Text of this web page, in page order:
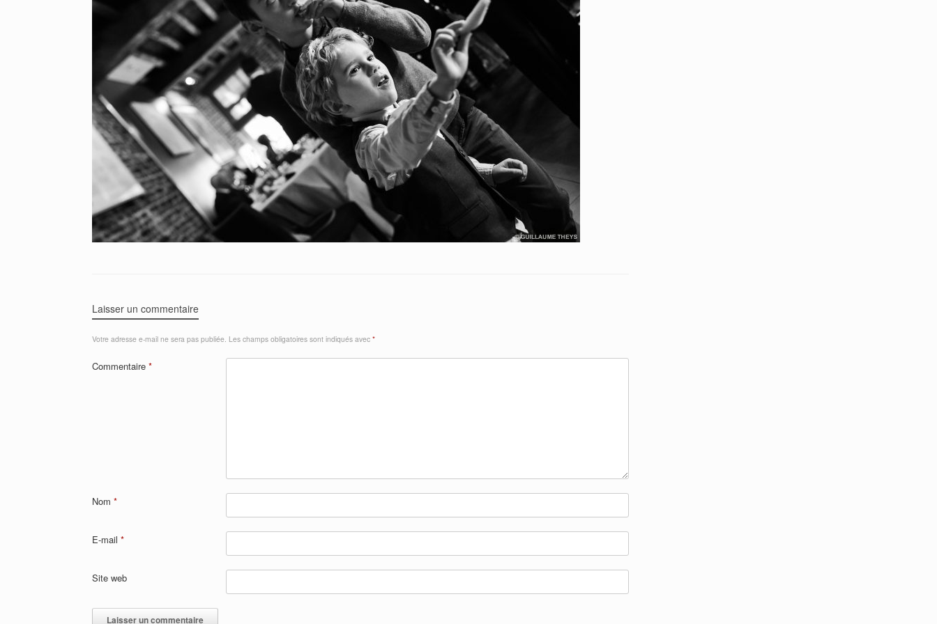
Laisser un commentaire
Votre adresse e-mail ne sera pas publiée. Les champs obligatoires sont indiqués avec *
Commentaire *
Nom *
E-mail *
Site web